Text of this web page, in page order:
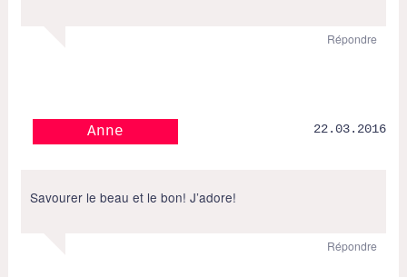
Répondre
Anne 22.03.2016
Savourer le beau et le bon! J’adore!
Répondre